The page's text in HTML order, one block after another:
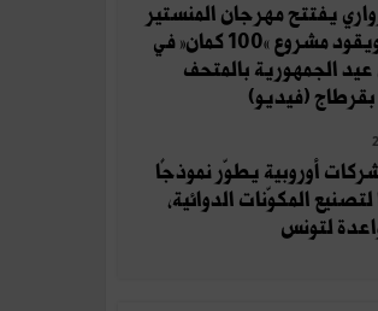
يفتتح مهرجان المنستير
الدولي ويقود مشروع «100 كمان» في
الجمهورية بالمتحف
(فيديو)
أوروبية يطوّر نموذجًا
لتصنيع المكوّنات الدوائية،
لتونس